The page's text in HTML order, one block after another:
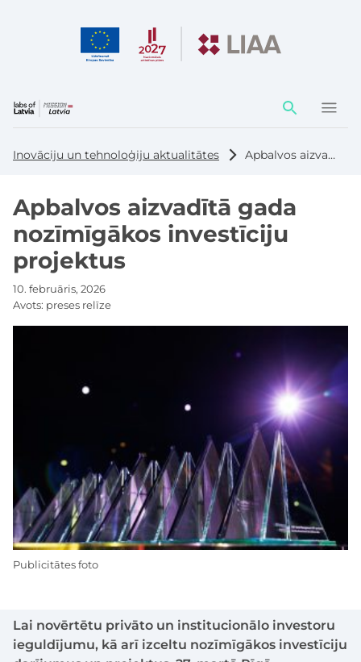
Darbības
elementi
Inovāciju un tehnoloģiju aktualitātes Apbalvos aizvadītā gada nozīmīgākos investīciju projektus
Apbalvos aizvadītā gada
nozīmīgākos investīciju
projektus
10. februāris, 2026
Avots: preses relīze
Lai novērtētu privāto un institucionālo investoru
ieguldījumu, kā arī izceltu nozīmīgākos investīciju
Publicitātes foto